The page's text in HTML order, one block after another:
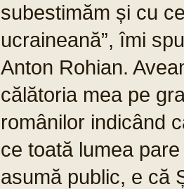
subestimăm și cu
ucraineană”, îmi
Anton Rohian.
călătoria mea pe
românilor indicând
ce toată lumea
asumă public, e că